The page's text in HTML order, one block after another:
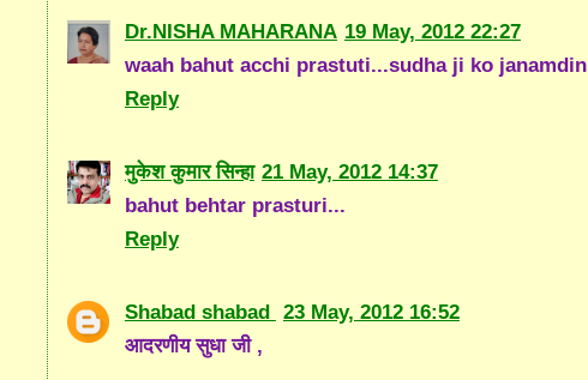
Dr.NISHA MAHARANA 19 May, 2012 22:27
waah bahut acchi prastuti...sudha ji ko
Reply
मुकेश कुमार सिन्हा 21 May, 2012 14:37
bahut behtar prasturi...
Reply
Shabad shabad 23 May, 2012 16:52
आदरणीय सुधा जी ,